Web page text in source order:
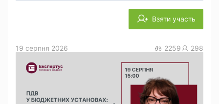
Взяти участь
19 серпня 2026 2259 298